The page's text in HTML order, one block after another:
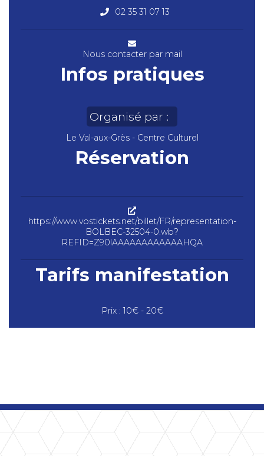
02 35 31 07 13
Nous contacter par mail
Infos pratiques
Organisé par :
Le Val-aux-Grès - Centre Culturel
Réservation
https://www.vostickets.net/billet/FR/representation-
BOLBEC-32504-0.wb?
REFID=Z90lAAAAAAAAAAAAHQA
Tarifs manifestation
Prix : 10€ - 20€